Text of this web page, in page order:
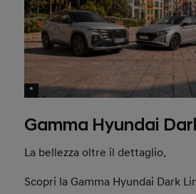
*
Gamma Hyundai
La bellezza oltre il dettaglio.
Scopri la Gamma Hyundai Dark